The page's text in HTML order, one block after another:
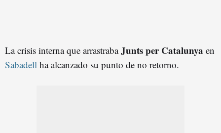
La crisis interna que arrastrabaJunts per Catalunya en
Sabadell ha alcanzado su punto de no retorno.